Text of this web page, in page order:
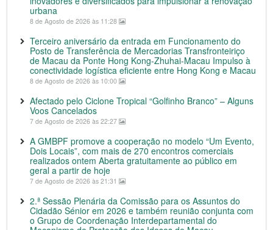
urbana
8 de Agosto de 2026 às 11:28
Terceiro aniversário da entrada em Funcionamento do
Posto de Transferência de Mercadorias Transfronteiriço
de Macau da Ponte Hong Kong-Zhuhai-Macau Impulso à
conectividade logística eficiente entre Hong Kong e Macau
8 de Agosto de 2026 às 10:00
Afectado pelo Ciclone Tropical “Golfinho Branco” – Alguns
Voos Cancelados
7 de Agosto de 2026 às 22:27
A GMBPF promove a cooperação no modelo “Um Evento,
Dois Locais”, com mais de 270 encontros comerciais
realizados ontem Aberta gratuitamente ao público em
geral a partir de hoje
7 de Agosto de 2026 às 21:31
2.ª Sessão Plenária da Comissão para os Assuntos do
Cidadão Sénior em 2026 e também reunião conjunta com
o Grupo de Coordenação Interdepartamental do